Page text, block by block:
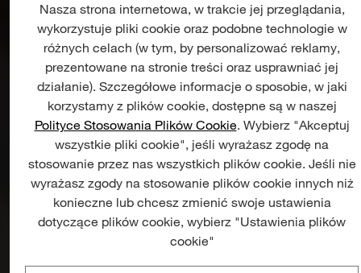
wykorzystuje pliki cookie oraz podobne technologie w
różnych celach (w tym, by personalizować reklamy,
prezentowane na stronie treści oraz usprawniać jej
działanie). Szczegółowe informacje o sposobie, w jaki
korzystamy z plików cookie, dostępne są w naszej
Polityce Stosowania Plików Cookie. Wybierz "Akceptuj
wszystkie pliki cookie", jeśli wyrażasz zgodę na
stosowanie przez nas wszystkich plików cookie. Jeśli nie
wyrażasz zgody na stosowanie plików cookie innych niż
konieczne lub chcesz zmienić swoje ustawienia
dotyczące plików cookie, wybierz "Ustawienia plików
cookie"
NARZĘDZIA
AKUMULATOROWEDO
PRACYZDREWNEM